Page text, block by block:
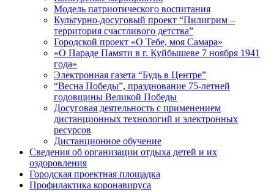
Модель патриотического воспитания
Культурно-досуговый проект “Пилигрим –
территория счастливого детства”
Городской проект «О Тебе, моя Самара»
«О Параде Памяти в г. Куйбышеве 7 ноября 1941
года»
Электронная газета “Будь в Центре”
“Весна Победы”, празднование 75-летней
годовщины Великой Победы
Досуговая деятельность с применением
дистанционных технологий и электронных
ресурсов
Дистанционное обучение
Сведения об организации отдыха детей и их
оздоровления
Городская проектная площадка
Профилактика коронавируса